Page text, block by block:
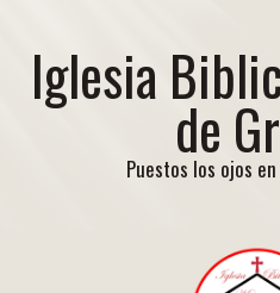
Iglesia
de
Puestos los ojos en